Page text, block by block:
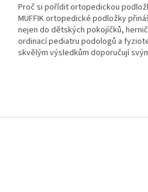
Proč si pořídit ortopedickou
MUFFIK ortopedické podložky
nejen do dětských pokojíčků,
ordinací pediatru podologů a
skvělým výsledkům doporučují